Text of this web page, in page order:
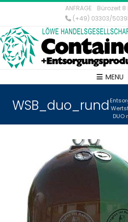
ANFRAGE
Bürozeit 8
(+49) 03303/
MENU
WSB_duo_rund
DUO